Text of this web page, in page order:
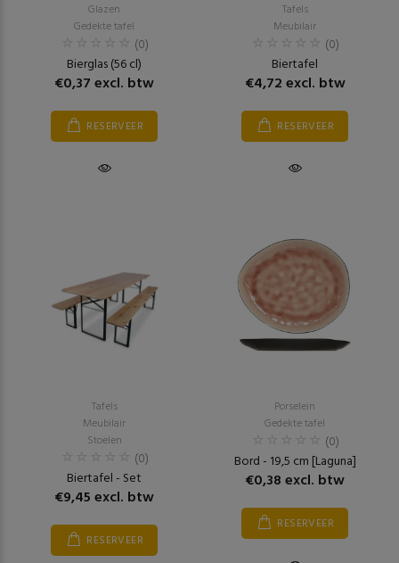
Glazen
Gedekte tafel
(0)
Bierglas (56 cl)
€0,37 excl. btw
RESERVEER
Tafels
Meubilair
(0)
Biertafel
€4,72 excl. btw
RESERVEER
Tafels
Meubilair
Stoelen
(0)
Biertafel - Set
€9,45 excl. btw
RESERVEER
Porselein
Gedekte tafel
(0)
Bord - 19,5 cm [Laguna]
€0,38 excl. btw
RESERVEER